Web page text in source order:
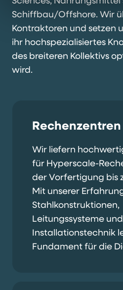
Schiffbau/Offshore. Wir
Kontraktoren und setzen
ihr hochspezialisiertes
des breiteren Kollektivs
wird.
Rechenzentren
Wir liefern
für Hyperscale-
der Vorfertigung bis
Mit unserer
Stahlkonstruktionen,
Leitungssysteme und
Installationstechnik
Fundament für die